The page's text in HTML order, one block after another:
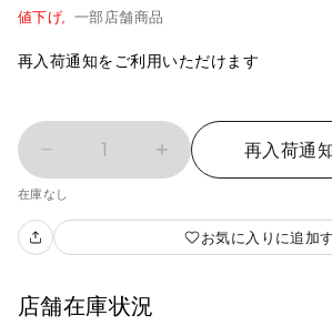
値下げ, 一部店舗商品
再入荷通知をご利用いただけます
1 再入荷通
在庫なし
お気に入りに追加
店舗在庫状況